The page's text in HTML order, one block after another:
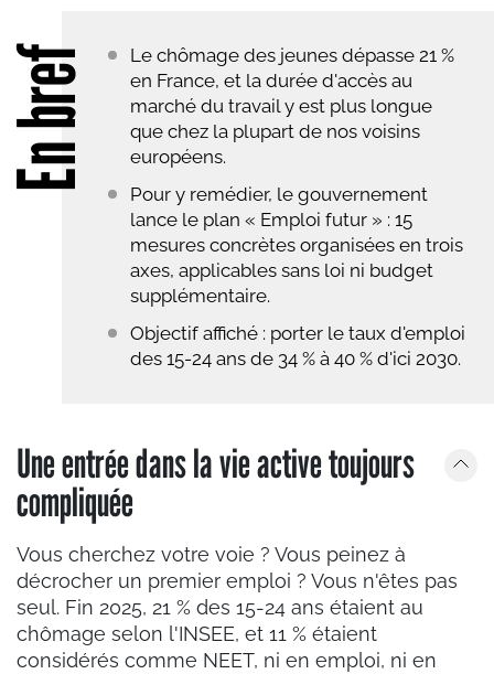
bref
Le chômage des jeunes dépasse 21 %
en France, et la durée d'accès au
marché du travail y est plus longue
que chez la plupart de nos voisins
européens.
Pour y remédier, le gouvernement
lance le plan « Emploi futur » : 15
mesures concrètes organisées en trois
axes, applicables sans loi ni budget
supplémentaire.
Objectif affiché : porter le taux d'emploi
des 15-24 ans de 34 % à 40 % d'ici 2030.
Une entrée dans la vie active toujours
compliquée
Vous cherchez votre voie ? Vous peinez à
décrocher un premier emploi ? Vous n'êtes pas
seul. Fin 2025, 21 % des 15-24 ans étaient au
chômage selon l'INSEE, et 11 % étaient
considérés comme NEET, ni en emploi, ni en